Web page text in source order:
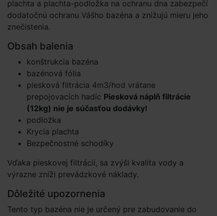
plachta a plachta-podložka na ochranu dna zabezpečí
dodatočnú ochranu Vášho bazéna a znižujú mieru jeho
znečistenia.
Obsah balenia
konštrukcia bazéna
bazénová fólia
piesková filtrácia 4m3/hod vrátane
prepojovacích hadíc Piesková náplň filtrácie
(12kg) nie je súčasťou dodávky!
podložka
Krycia plachta
Bezpečnostné schodíky
Vďaka pieskovej filtrácii, sa zvýši kvalita vody a
výrazne zníži prevádzkové náklady.
Dôležité upozornenia
Tento typ bazéna nie je určený pre zabudovanie do